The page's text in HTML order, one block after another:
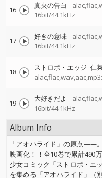
16 真央の告白
16bit/44.1kHz
17 好きの意味
16bit/44.1kHz
18
ストロボ・エッジ -仁
19 大好きだよ
16bit/44.1kHz
Album Info
「アオハライド」の原点——
映画化！！全10巻で累計490
少女コミック「ストロボ・エ
を集める「アオハライド」（